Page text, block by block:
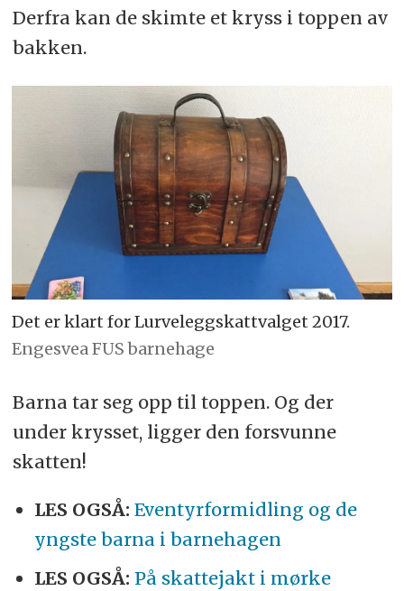
Derfra kan de skimte et kryss i toppen av
bakken.
Det er klart for Lurveleggskattvalget 2017.
Engesvea FUS barnehage
Barna tar seg opp til toppen. Og der
under krysset, ligger den forsvunne
skatten!
LES OGSÅ: Eventyrformidling og de
yngste barna i barnehagen
LES OGSÅ: På skattejakt i mørke